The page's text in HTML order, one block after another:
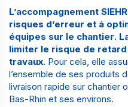
L’accompagnement
risques d’erreur et à
équipes sur le chantier.
limiter le risque de
travaux. Pour cela, elle
l’ensemble de ses produits
livraison rapide sur chantier
Bas-Rhin et ses environs.